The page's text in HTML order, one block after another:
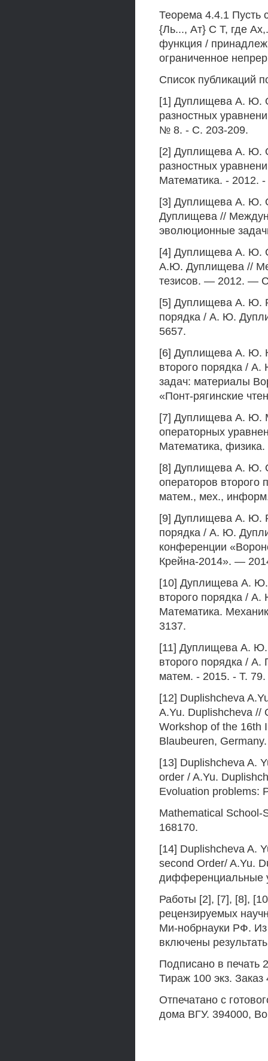
Теорема 4.4.1 Пусть
{Ль..., Ат} С Т, где
функция /
ограниченное
Список публикаций
[1] Дуплищева А. Ю.
разностных
№ 8. - С. 203-209.
[2] Дуплищева А. Ю.
разностных
Математика. - 2012.
[3] Дуплищева А. Ю.
Дуплищева //
эволюционные
[4] Дуплищева А. Ю.
А.Ю. Дуплищева //
тезисов. — 2012. —
[5] Дуплищева А. Ю.
порядка / А. Ю.
5657.
[6] Дуплищева А. Ю. К
второго порядка /
задач: материалы
«Понт-рягинские
[7] Дуплищева А. Ю.
операторных
Математика,
[8] Дуплищева А. Ю.
операторов
матем., мех.,
[9] Дуплищева А. Ю.
порядка / А. Ю.
конференции
Крейна-2014». —
[10] Дуплищева А.
второго порядка /
Математика.
3137.
[11] Дуплищева А. Ю.
второго порядка /
матем. - 2015. - Т.
[12] Duplishcheva
A.Yu. Duplishcheva //
Workshop of the 16th
Blaubeuren,
[13] Duplishcheva A.
order / A.Yu.
Evoluation problems:
Mathematical
168170.
[14] Duplishcheva A.
second Order/ A.Yu.
дифференциальные
Работы [2], [7], [8],
рецензируемых
Ми-нобрнауки РФ. Из
включены
Подписано в печать
Тираж 100 экз. Заказ
Отпечатано с
дома ВГУ. 394000,